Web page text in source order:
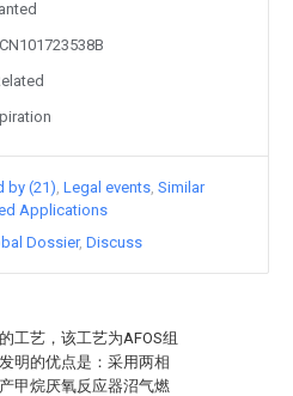
工艺，该工艺为AFOS组
明的优点是：采用两相
甲烷厌氧反应器沼气燃
by (21) Legal events Similar
Applications
Dossier Discuss